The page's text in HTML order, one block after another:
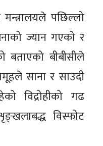
मन्त्रालयले पछिल्लो
ज्यान गएको र
बीबीसीले
साना र साउदी
विद्रोहीको गढ
विस्फोट